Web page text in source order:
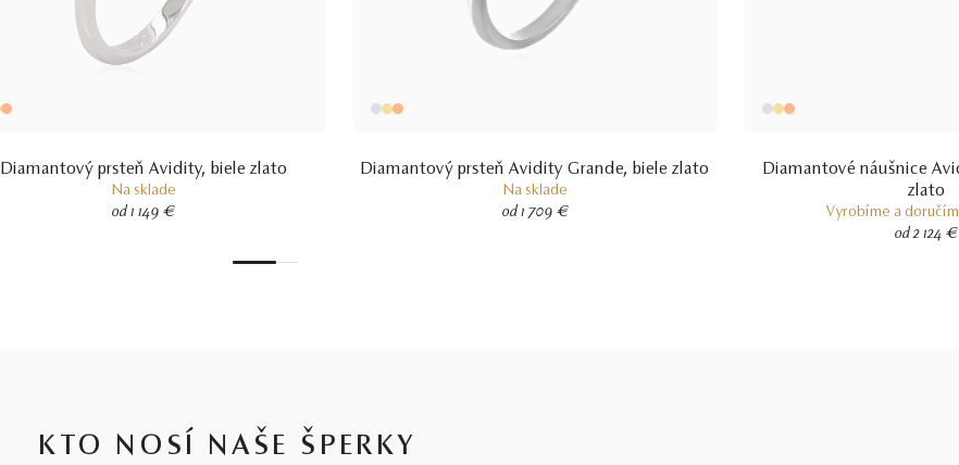
Diamantový prsteň Avidity, biele zlato
Na sklade
od 1 149 €
Diamantový prsteň Avidity Grande, biele zlato
Na sklade
od 1 709 €
Diamantové náušnice
zlato
Vyrobíme a
od 2 124 €
KTO NOSÍ NAŠE ŠPERKY